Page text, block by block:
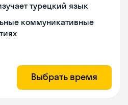
турецкий язык
коммуникативные
Выбрать время